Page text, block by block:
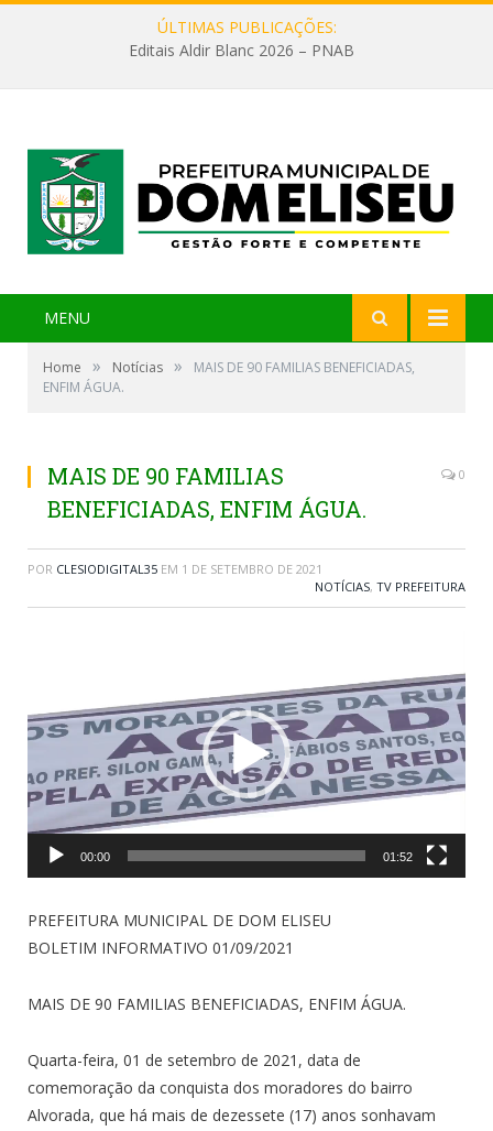
ÚLTIMAS PUBLICAÇÕES:
Editais Aldir Blanc 2026 – PNAB
MENU
Home » Notícias »
MAIS DE 90 FAMILIAS BENEFICIADAS,
ENFIM ÁGUA.
MAIS DE 90 FAMILIAS
BENEFICIADAS, ENFIM ÁGUA.
0
POR CLESIODIGITAL35 EM 1 DE SETEMBRO DE 2021
NOTÍCIAS, TV PREFEITURA
00:00 01:52
PREFEITURA MUNICIPAL DE DOM ELISEU
BOLETIM INFORMATIVO 01/09/2021
MAIS DE 90 FAMILIAS BENEFICIADAS, ENFIM ÁGUA.
Quarta-feira, 01 de setembro de 2021, data de
comemoração da conquista dos moradores do bairro
Alvorada, que há mais de dezessete (17) anos sonhavam